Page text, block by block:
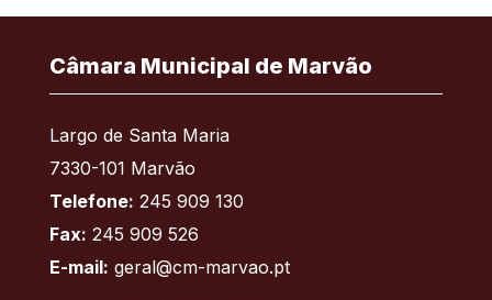
Câmara Municipal de Marvão
Largo de Santa Maria
7330-101 Marvão
Telefone: 245 909 130
Fax: 245 909 526
E-mail: geral@cm-marvao.pt